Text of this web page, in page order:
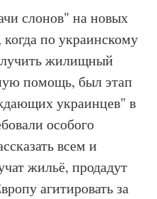
слонов" на новых
по украинскому
жилищный
помощь, был этап
украинцев" в
особого
всем и
жильё, продадут
агитировать за